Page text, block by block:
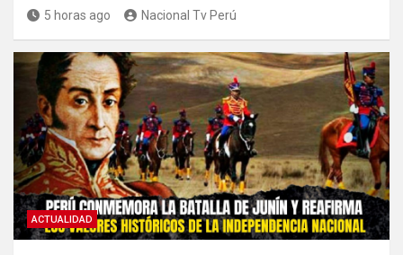
5 horas ago Nacional Tv Perú
ACTUALIDAD